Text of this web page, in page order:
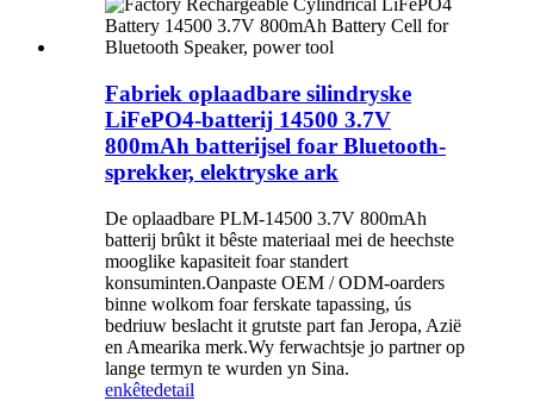
Fabriek oplaadbare silindryske
LiFePO4-batterij 14500 3.7V
800mAh batterijsel foar Bluetooth-
sprekker, elektryske ark
De oplaadbare PLM-14500 3.7V 800mAh
batterij brûkt it bêste materiaal mei de heechste
mooglike kapasiteit foar standert
konsuminten.Oanpaste OEM / ODM-oarders
binne wolkom foar ferskate tapassing, ús
bedriuw beslacht it grutste part fan Jeropa, Azië
en Amearika merk.Wy ferwachtsje jo partner op
lange termyn te wurden yn Sina.
enkêtedetail